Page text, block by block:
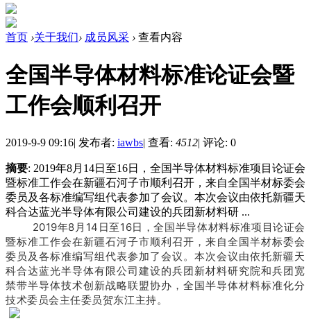
首页 ›关于我们› 成员风采 › 查看内容
全国半导体材料标准论证会暨
工作会顺利召开
2019-9-9 09:16| 发布者: iawbs| 查看: 4512| 评论: 0
摘要: 2019年8月14日至16日，全国半导体材料标准项目论证会
暨标准工作会在新疆石河子市顺利召开，来自全国半材标委会
委员及各标准编写组代表参加了会议。本次会议由依托新疆天
科合达蓝光半导体有限公司建设的兵团新材料研 ...
2019年8月14日至16日，全国半导体材料标准项目论证会
暨标准工作会在新疆石河子市顺利召开，来自全国半材标委会
委员及各标准编写组代表参加了会议。本次会议由依托新疆天
科合达蓝光半导体有限公司建设的兵团新材料研究院和兵团宽
禁带半导体技术创新战略联盟协办，全国半导体材料标准化分
技术委员会主任委员贺东江主持。